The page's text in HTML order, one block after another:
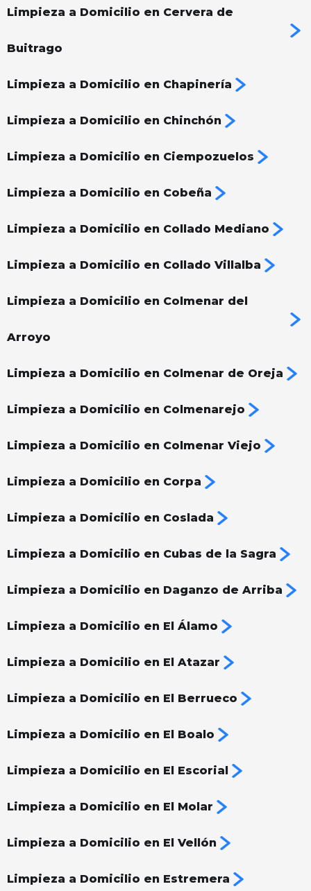
Limpieza a Domicilio en Cervera de
Buitrago
Limpieza a Domicilio en Chapinería
Limpieza a Domicilio en Chinchón
Limpieza a Domicilio en Ciempozuelos
Limpieza a Domicilio en Cobeña
Limpieza a Domicilio en Collado Mediano
Limpieza a Domicilio en Collado Villalba
Limpieza a Domicilio en Colmenar del
Arroyo
Limpieza a Domicilio en Colmenar de Oreja
Limpieza a Domicilio en Colmenarejo
Limpieza a Domicilio en Colmenar Viejo
Limpieza a Domicilio en Corpa
Limpieza a Domicilio en Coslada
Limpieza a Domicilio en Cubas de la Sagra
Limpieza a Domicilio en Daganzo de Arriba
Limpieza a Domicilio en El Álamo
Limpieza a Domicilio en El Atazar
Limpieza a Domicilio en El Berrueco
Limpieza a Domicilio en El Boalo
Limpieza a Domicilio en El Escorial
Limpieza a Domicilio en El Molar
Limpieza a Domicilio en El Vellón
Limpieza a Domicilio en Estremera